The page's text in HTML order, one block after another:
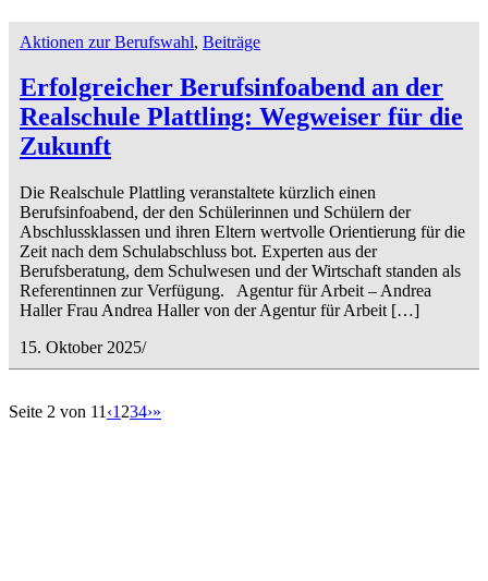
Aktionen zur Berufswahl, Beiträge
Erfolgreicher Berufsinfoabend an der
Realschule Plattling: Wegweiser für die
Zukunft
Die Realschule Plattling veranstaltete kürzlich einen
Berufsinfoabend, der den Schülerinnen und Schülern der
Abschlussklassen und ihren Eltern wertvolle Orientierung für die
Zeit nach dem Schulabschluss bot. Experten aus der
Berufsberatung, dem Schulwesen und der Wirtschaft standen als
Referentinnen zur Verfügung. Agentur für Arbeit – Andrea
Haller Frau Andrea Haller von der Agentur für Arbeit […]
15. Oktober 2025/
Seite 2 von 11 ‹1 234›»